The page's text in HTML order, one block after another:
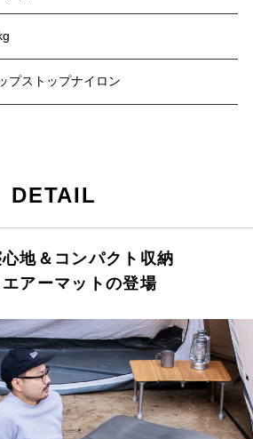
プストップナイロン
DETAIL
地＆コンパクト収納
アーマットの登場